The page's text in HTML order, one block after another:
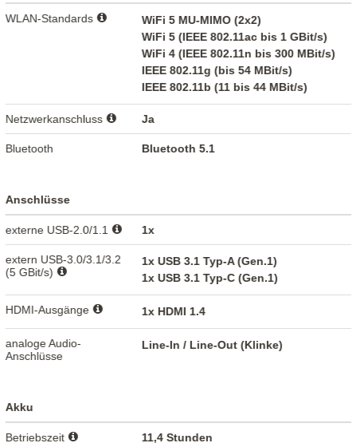
WLAN-Standards
WiFi 5 MU-MIMO (2x2)
WiFi 5 (IEEE 802.11ac bis 1 GBit/s)
WiFi 4 (IEEE 802.11n bis 300 MBit/s)
IEEE 802.11g (bis 54 MBit/s)
IEEE 802.11b (11 bis 44 MBit/s)
Netzwerkanschluss Ja
Bluetooth Bluetooth 5.1
Anschlüsse
externe USB-2.0/1.1 1x
extern USB-3.0/3.1/3.2
(5 GBit/s)
1x USB 3.1 Typ-A (Gen.1)
1x USB 3.1 Typ-C (Gen.1)
HDMI-Ausgänge 1x HDMI 1.4
analoge Audio-
Anschlüsse
Line-In / Line-Out (Klinke)
Akku
Betriebszeit 11,4 Stunden